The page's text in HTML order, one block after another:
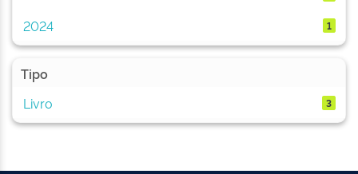
2024 1
Tipo
Livro
3